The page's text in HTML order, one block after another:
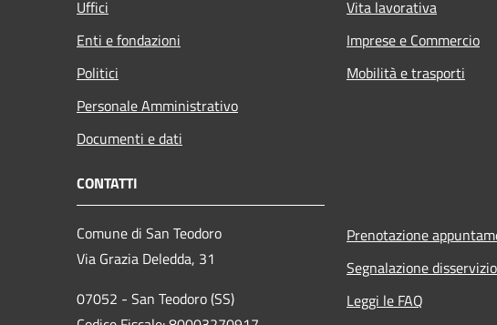
Uffici
Enti e fondazioni
Politici
Personale Amministrativo
Documenti e dati
Vita lavorativa
Imprese e Commercio
Mobilità e trasporti
CONTATTI
Comune di San Teodoro
Via Grazia Deledda, 31
07052 - San Teodoro (SS)
Prenotazione
Segnalazione disservizio
Leggi le FAQ